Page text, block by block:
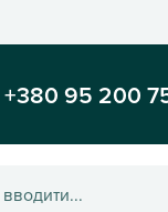
магазин
+380 95 200